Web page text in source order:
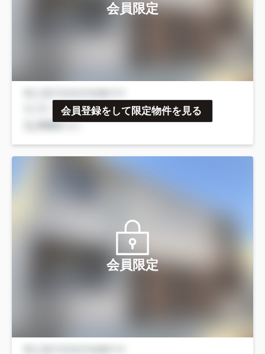
会員限定
会員登録をして限定物件を見る
会員限定